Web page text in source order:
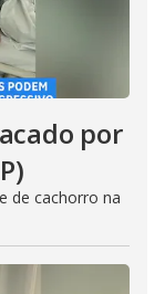
por
de cachorro na